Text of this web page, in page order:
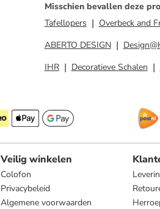
Misschien bevallen deze
Tafellopers
Overbeck and
ABERTO DESIGN
IHR
Decoratieve Schalen
Veilig winkelen
Colofon
Privacybeleid
Algemene voorwaarden